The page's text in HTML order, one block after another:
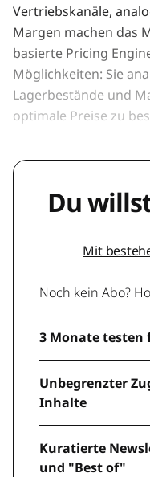
Vertriebskanäle,
Margen machen das
basierte Pricing
Möglichkeiten: Sie
Lagerbestände und
optimale Preise zu
Du
Mit
Noch kein Abo?
3 Monate testen
Unbegrenzter
Inhalte
Kuratierte
und "Best of"